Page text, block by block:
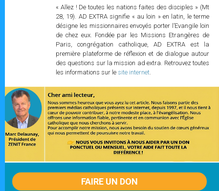
« Allez ! De toutes les nations faites des disciples » (Mt
28, 19). AD EXTRA signifie « au loin » en latin, le terme
désigne les missionnaires envoyés porter l’Evangile loin
de chez eux. Fondée par les Missions Etrangères de
Paris, congrégation catholique, AD EXTRA est la
première plateforme de réflexion et de dialogue autour
des questions sur la mission ad extra. Retrouvez toutes
les informations sur le site internet.
FAIRE UN DON